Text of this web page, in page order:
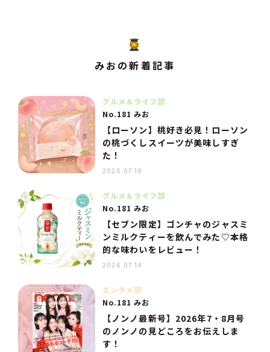
みおの新着記事
グルメ＆ライフ部
No.181 みお
【ローソン】桃好き必見！ローソン
の桃づくしスイーツが美味しすぎ
た！
2026.07.19
グルメ＆ライフ部
No.181 みお
【セブン限定】ゴンチャのジャスミ
ンミルクティーを飲んでみた♡本格
的な味わいをレビュー！
2026.07.14
エンタメ部
No.181 みお
【ノンノ最新号】2026年7・8月号
のノンノの見どころをお伝えしま
す！